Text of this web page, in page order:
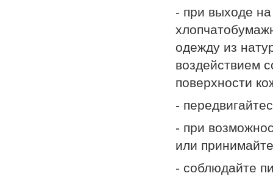
- при выходе на
одежду из
воздействием
поверхности
-
- при
или
- соблюдайте